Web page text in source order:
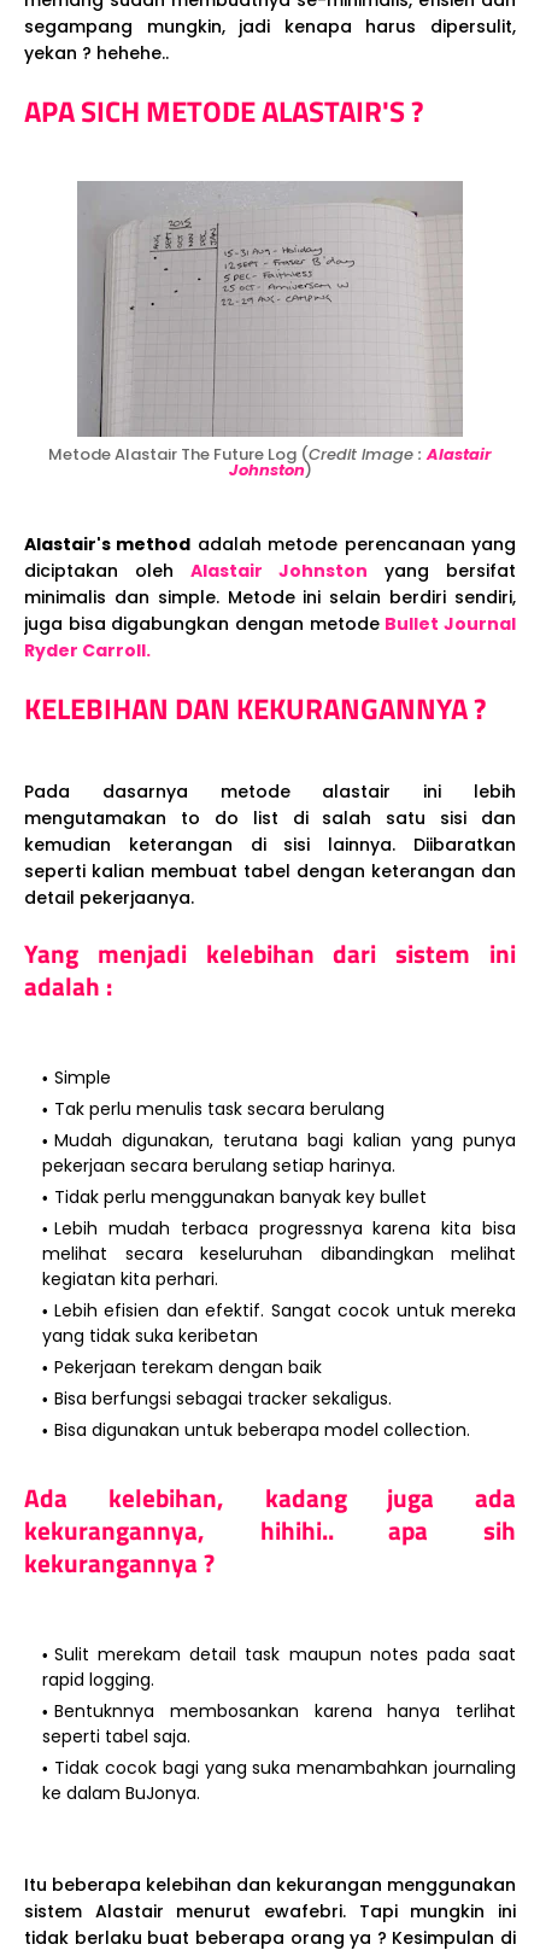
segampang mungkin, jadi kenapa harus dipersulit,
yekan ? hehehe..
APA SICH METODE ALASTAIR'S ?
Metode Alastair The Future Log (Credit Image :Alastair
Johnston)
Alastair's method adalah metode perencanaan yang
diciptakan oleh Alastair Johnston yang bersifat
minimalis dan simple. Metode ini selain berdiri sendiri,
juga bisa digabungkan dengan metode Bullet Journal
Ryder Carroll.
KELEBIHAN DAN KEKURANGANNYA ?
Pada dasarnya metode alastair ini lebih
mengutamakan to do list di salah satu sisi dan
kemudian keterangan di sisi lainnya. Diibaratkan
seperti kalian membuat tabel dengan keterangan dan
detail pekerjaanya.
Yang menjadi kelebihan dari sistem ini
adalah :
Simple
Tak perlu menulis task secara berulang
Mudah digunakan, terutana bagi kalian yang punya
pekerjaan secara berulang setiap harinya.
Tidak perlu menggunakan banyak key bullet
Lebih mudah terbaca progressnya karena kita bisa
melihat secara keseluruhan dibandingkan melihat
kegiatan kita perhari.
Lebih efisien dan efektif. Sangat cocok untuk mereka
yang tidak suka keribetan
Pekerjaan terekam dengan baik
Bisa berfungsi sebagai tracker sekaligus.
Bisa digunakan untuk beberapa model collection.
Ada kelebihan, kadang juga ada
kekurangannya, hihihi.. apa sih
kekurangannya ?
Sulit merekam detail task maupun notes pada saat
rapid logging.
Bentuknnya membosankan karena hanya terlihat
seperti tabel saja.
Tidak cocok bagi yang suka menambahkan journaling
ke dalam BuJonya.
Itu beberapa kelebihan dan kekurangan menggunakan
sistem Alastair menurut ewafebri. Tapi mungkin ini
tidak berlaku buat beberapa orang ya ? Kesimpulan di